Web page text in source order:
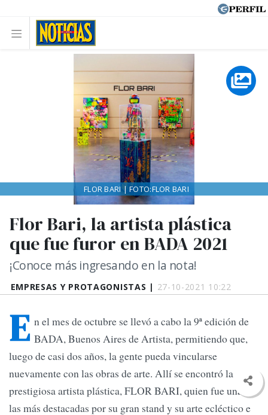
EMPRESAS Y PROTAGONISTAS | 27-10-2021 10:22
Flor Bari, la artista plástica
que fue furor en BADA 2021
¡Conoce más ingresando en la nota!
FLOR BARI | FOTO:FLOR BARI
E n el mes de octubre se llevó a cabo la 9ª edición de
BADA, Buenos Aires de Artista, permitiendo que,
luego de casi dos años, la gente pueda vincularse
nuevamente con las obras de arte. Allí se encontró la
prestigiosa artista plástica, FLOR BARI, quien fue una de
las más destacadas por su gran stand y su arte ecléctico e